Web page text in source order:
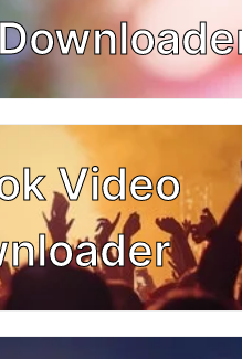
Video